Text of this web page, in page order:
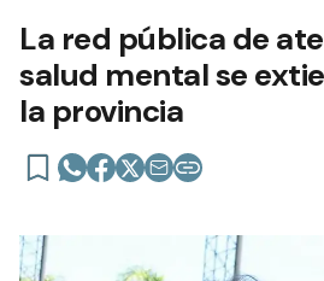
La red pública de
salud mental se
la provincia